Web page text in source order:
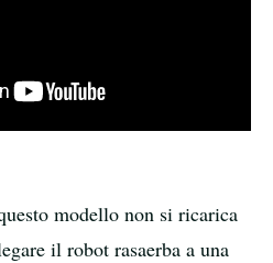
modello non si ricarica
il robot rasaerba a una